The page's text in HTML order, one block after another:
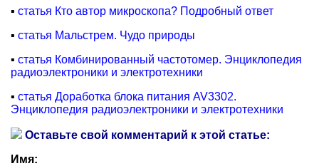
▪ статья Кто автор микроскопа? Подробный ответ
▪ статья Мальстрем. Чудо природы
▪ статья Комбинированный частотомер. Энциклопедия
радиоэлектроники и электротехники
▪ статья Доработка блока питания AV3302.
Энциклопедия радиоэлектроники и электротехники
Оставьте свой комментарий к этой статье:
Имя: